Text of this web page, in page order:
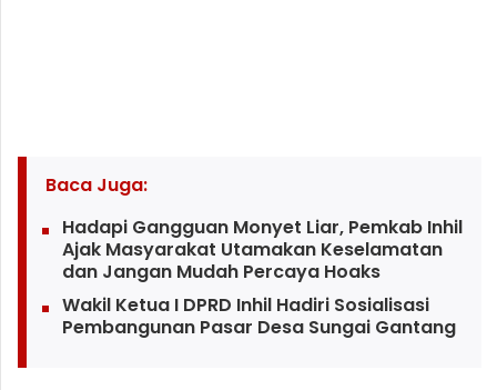
Baca Juga:
Hadapi Gangguan Monyet Liar, Pemkab Inhil
Ajak Masyarakat Utamakan Keselamatan
dan Jangan Mudah Percaya Hoaks
Wakil Ketua I DPRD Inhil Hadiri Sosialisasi
Pembangunan Pasar Desa Sungai Gantang